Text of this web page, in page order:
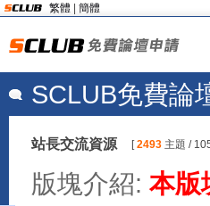
繁體 簡體
SCLUB免費論
站長交流資源 [2493主題 /
版塊介紹: 本版